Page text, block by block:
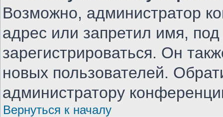
Возможно, администратор
адрес или запретил имя,
зарегистрироваться. Он
новых пользователей.
администратору
Вернуться к началу